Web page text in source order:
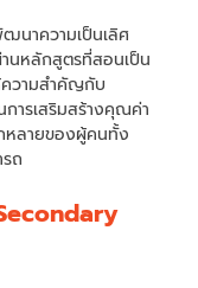
นาความเป็นเลิศ
นหลักสูตรที่สอนเป็น
ความสำคัญกับ
การเสริมสร้างคุณค่า
หลายของผู้คนทั้ง
ถ